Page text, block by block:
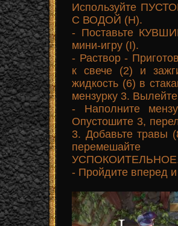
Используйте
С ВОДОЙ (Н).
- Поставьте
мини-игру (I).
- Раствор -
к свече (2) и
жидкость (6) в
мензурку 3.
- Наполните
Опустошите 3,
3. Добавьте травы
- Пройдите вперед